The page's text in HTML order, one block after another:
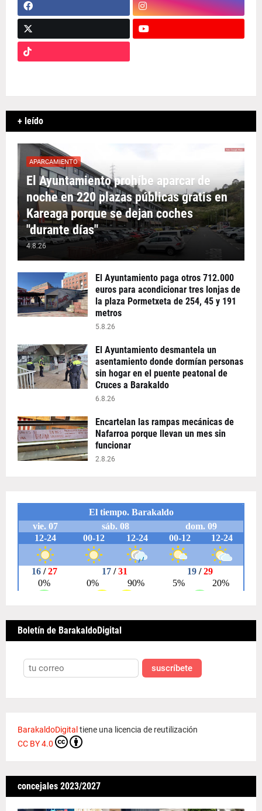
+ leído
APARCAMIENTO
El Ayuntamiento prohíbe aparcar de
noche en 220 plazas públicas gratis en
Kareaga porque se dejan coches
"durante días"
4.8.26
El Ayuntamiento paga otros 712.000
euros para acondicionar tres lonjas de
la plaza Pormetxeta de 254, 45 y 191
metros
5.8.26
El Ayuntamiento desmantela un
asentamiento donde dormían personas
sin hogar en el puente peatonal de
Cruces a Barakaldo
6.8.26
Encartelan las rampas mecánicas de
Nafarroa porque llevan un mes sin
funcionar
2.8.26
Boletín de BarakaldoDigital
suscríbete
BarakaldoDigital tiene una licencia de reutilización
CC BY 4.0
concejales 2023/2027